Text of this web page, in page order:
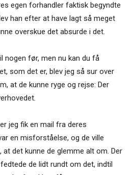
egen forhandler faktisk begyndte
han efter at have lagt så meget
overskue det absurde i det.
nogen før, men nu kan du få
som det er, blev jeg så sur over
at de kunne ryge og rejse: Der
jeg fik en mail fra deres
en misforståelse, og de ville
at det kunne de glemme alt om. Der
de lidt rundt om det, indtil